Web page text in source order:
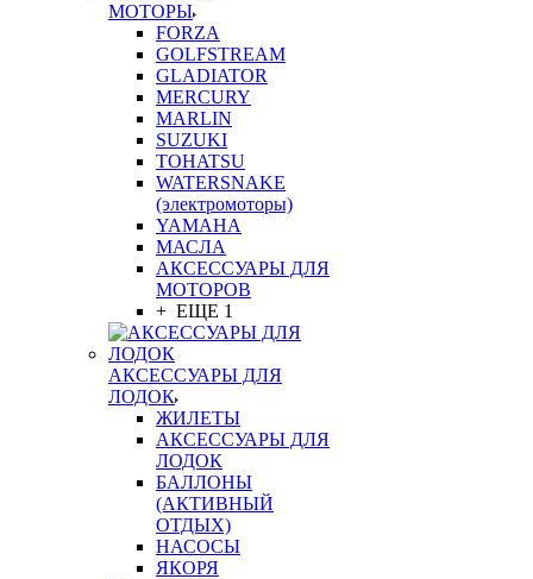
МОТОРЫ
FORZA
GOLFSTREAM
GLADIATOR
MERCURY
MARLIN
SUZUKI
TOHATSU
WATERSNAKE
(электромоторы)
YAMAHA
МАСЛА
АКСЕССУАРЫ ДЛЯ
МОТОРОВ
+ ЕЩЕ 1
АКСЕССУАРЫ ДЛЯ
ЛОДОК
ЖИЛЕТЫ
АКСЕССУАРЫ ДЛЯ
ЛОДОК
БАЛЛОНЫ
(АКТИВНЫЙ
ОТДЫХ)
НАСОСЫ
ЯКОРЯ